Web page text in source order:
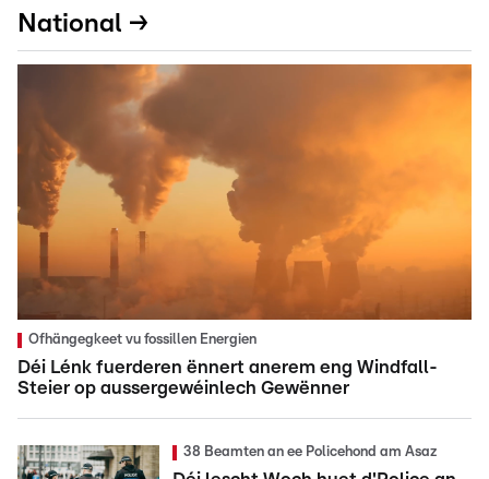
National →
Ofhängegkeet vu fossillen Energien
Déi Lénk fuerderen ënnert anerem eng Windfall-
Steier op aussergewéinlech Gewënner
38 Beamten an ee Policehond am Asaz